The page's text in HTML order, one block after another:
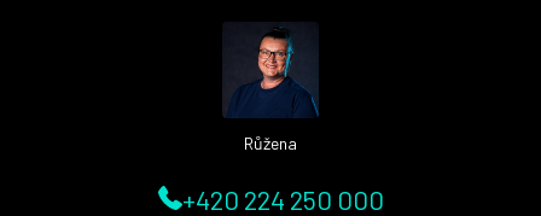
Růžena
+420 224 250 000